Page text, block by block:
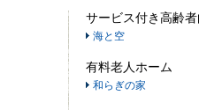
サービス付き高齢
海と空
有料老人ホーム
和らぎの家